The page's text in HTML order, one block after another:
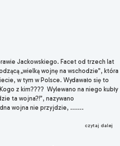
Jackowskiego. Facet od trzech lat
„wielką wojnę na wschodzie”, która
w tym w Polsce. Wydawało się to
z kim???? Wylewano na niego kubły
ta wojna?!”, nazywano
wojna nie przyjdzie, .......
czytaj dalej